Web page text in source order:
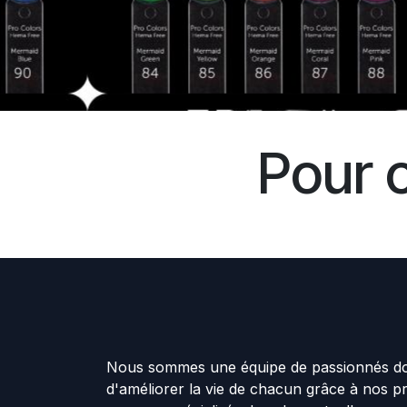
Pour
Nous sommes une équipe de passionnés
d'améliorer la vie de chacun grâce à nos